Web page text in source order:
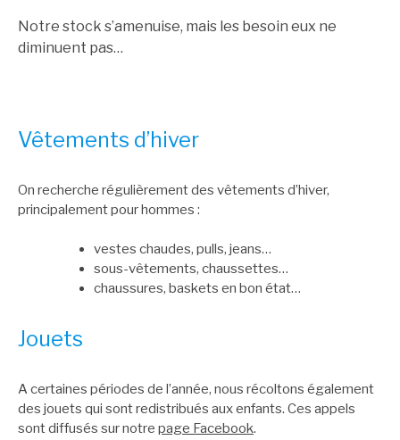
Notre stock s’amenuise, mais les besoin eux ne
diminuent pas…
Vêtements d’hiver
On recherche régulièrement des vêtements d’hiver,
principalement pour hommes :
vestes chaudes, pulls, jeans…
sous-vêtements, chaussettes…
chaussures, baskets en bon état…
Jouets
A certaines périodes de l’année, nous récoltons également
des jouets qui sont redistribués aux enfants. Ces appels
sont diffusés sur notre page Facebook.